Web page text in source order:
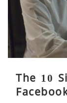
The 10